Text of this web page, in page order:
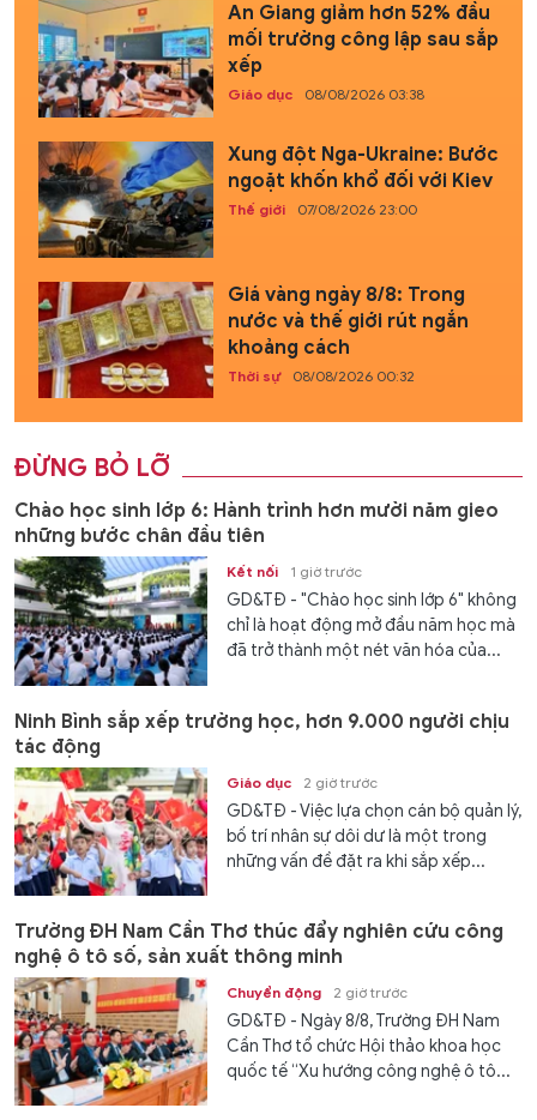
An Giang giảm hơn 52% đầu
mối trường công lập sau sắp
xếp
Giáo dục 08/08/2026 03:38
Xung đột Nga-Ukraine: Bước
ngoặt khốn khổ đối với Kiev
Thế giới 07/08/2026 23:00
Giá vàng ngày 8/8: Trong
nước và thế giới rút ngắn
khoảng cách
Thời sự 08/08/2026 00:32
ĐỪNG BỎ LỠ
Chào học sinh lớp 6: Hành trình hơn mười năm gieo
những bước chân đầu tiên
Kết nối 1 giờ trước
GD&TĐ - "Chào học sinh lớp 6" không
chỉ là hoạt động mở đầu năm học mà
đã trở thành một nét văn hóa của...
Ninh Bình sắp xếp trường học, hơn 9.000 người chịu
tác động
Giáo dục 2 giờ trước
GD&TĐ - Việc lựa chọn cán bộ quản lý,
bố trí nhân sự dôi dư là một trong
những vấn đề đặt ra khi sắp xếp...
Trường ĐH Nam Cần Thơ thúc đẩy nghiên cứu công
nghệ ô tô số, sản xuất thông minh
Chuyển động 2 giờ trước
GD&TĐ - Ngày 8/8, Trường ĐH Nam
Cần Thơ tổ chức Hội thảo khoa học
quốc tế “Xu hướng công nghệ ô tô...